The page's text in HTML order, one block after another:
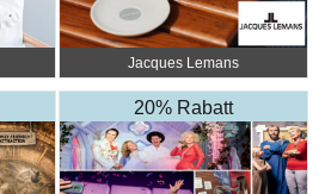
Jacques Lemans
20% Rabatt